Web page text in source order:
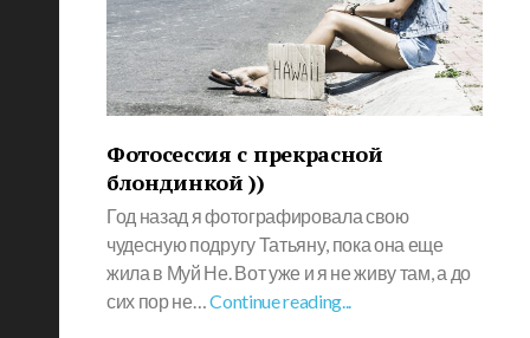
Фотосессия с прекрасной
блондинкой ))
Год назад я фотографировала свою
чудесную подругу Татьяну, пока она еще
жила в Муй Не. Вот уже и я не живу там, а до
сих пор не…Continue reading...